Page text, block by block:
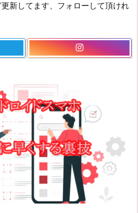
新してます、フォローして頂けれ